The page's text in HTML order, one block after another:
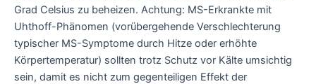
Grad Celsius zu beheizen. Achtung: MS-Erkrankte mit
Uhthoff-Phänomen (vorübergehende Verschlechterung
typischer MS-Symptome durch Hitze oder erhöhte
Körpertemperatur) sollten trotz Schutz vor Kälte umsichtig
sein, damit es nicht zum gegenteiligen Effekt der